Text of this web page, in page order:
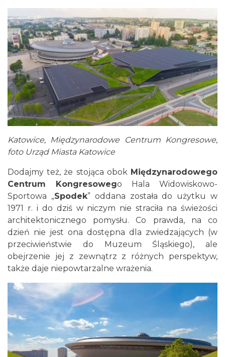
Katowice, Międzynarodowe Centrum Kongresowe,
foto Urząd Miasta Katowice
Dodajmy też, że stojąca obok Międzynarodowego
Centrum Kongresowego Hala Widowiskowo-
Sportowa „Spodek” oddana została do użytku w
1971 r. i do dziś w niczym nie straciła na świeżości
architektonicznego pomysłu. Co prawda, na co
dzień nie jest ona dostępna dla zwiedzających (w
przeciwieństwie do Muzeum Śląskiego), ale
obejrzenie jej z zewnątrz z różnych perspektyw,
także daje niepowtarzalne wrażenia.